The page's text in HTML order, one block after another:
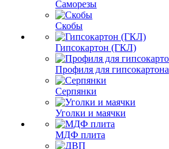
Саморезы
Скобы
Гипсокартон (ГКЛ)
Профиля для гипсокартона
Серпянки
Уголки и маячки
МДФ плита